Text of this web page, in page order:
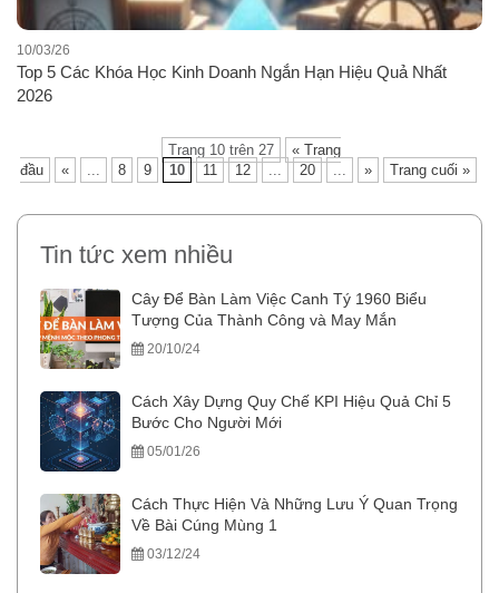
Top 5 Các Khóa Học Kinh Doanh Ngắn Hạn Hiệu Quả Nhất
2026
10/03/26
Trang 10 trên 27
« Trang
đầu
« ... 8 9 10 11 12 ... 20 ... » Trang cuối »
Tin tức xem nhiều
Cây Để Bàn Làm Việc Canh Tý 1960 Biểu
Tượng Của Thành Công và May Mắn
20/10/24
Cách Xây Dựng Quy Chế KPI Hiệu Quả Chỉ 5
Bước Cho Người Mới
05/01/26
Cách Thực Hiện Và Những Lưu Ý Quan Trọng
Về Bài Cúng Mùng 1
03/12/24